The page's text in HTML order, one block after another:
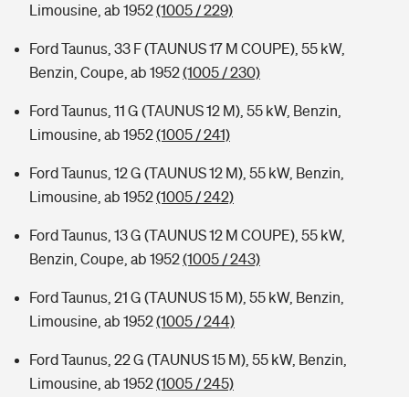
Limousine, ab 1952(1005 / 229)
Ford Taunus, 33 F (TAUNUS 17 M COUPE), 55 kW,
Benzin, Coupe, ab 1952(1005 / 230)
Ford Taunus, 11 G (TAUNUS 12 M), 55 kW, Benzin,
Limousine, ab 1952(1005 / 241)
Ford Taunus, 12 G (TAUNUS 12 M), 55 kW, Benzin,
Limousine, ab 1952(1005 / 242)
Ford Taunus, 13 G (TAUNUS 12 M COUPE), 55 kW,
Benzin, Coupe, ab 1952(1005 / 243)
Ford Taunus, 21 G (TAUNUS 15 M), 55 kW, Benzin,
Limousine, ab 1952(1005 / 244)
Ford Taunus, 22 G (TAUNUS 15 M), 55 kW, Benzin,
Limousine, ab 1952(1005 / 245)